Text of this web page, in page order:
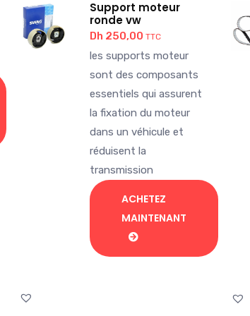
Support moteur
ronde vw
Dh 250,00 TTC
les supports moteur
sont des composants
essentiels qui assurent
la fixation du moteur
dans un véhicule et
réduisent la
transmission
ACHETEZ
MAINTENANT